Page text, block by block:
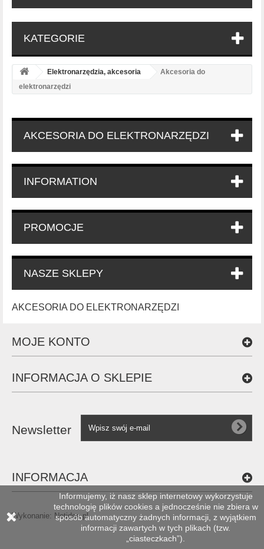
KATEGORIE
Elektronarzędzia, akcesoria
Akcesoria do
elektronarzędzi
AKCESORIA DO ELEKTRONARZĘDZI
INFORMATION
PROMOCJE
NASZE SKLEPY
AKCESORIA DO ELEKTRONARZĘDZI
MOJE KONTO
INFORMACJA O SKLEPIE
Newsletter
INFORMACJA
Informujemy, iż nasz sklep internetowy wykorzystuje
technologię plików cookies a jednocześnie nie zbiera w
sposób automatyczny żadnych informacji, z wyjątkiem
informacji zawartych w tych plikach (tzw.
„ciasteczkach”).
Wykonanie: Netidea.pl